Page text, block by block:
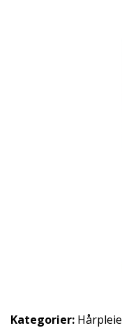
Kategorier: Hårpleie